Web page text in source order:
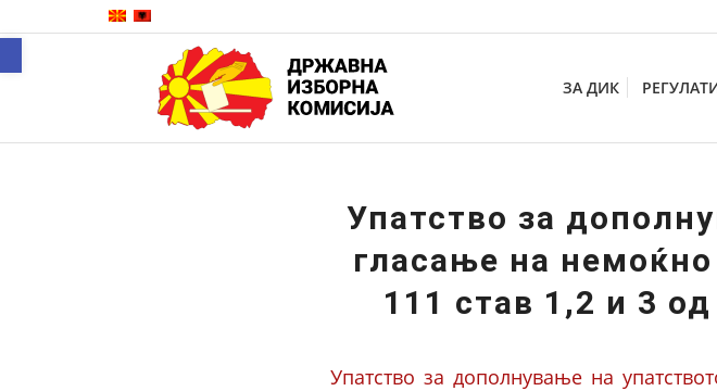
ЗА ДИК
Упатство за
гласање на
111 став 1,2 и 3
Упатство за дополнување на
Open toolbar